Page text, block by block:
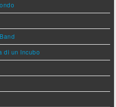
di un Incubo